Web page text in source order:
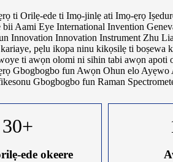
ti Orilẹ-ede ti Imọ-jinlẹ ati Imọ-ẹrọ
Aami Eye International Invention
Innovation Innovation Instrument Zhu
pẹlu ikopa ninu kikọsilẹ ti boṣewa
ti awọn olomi ni sihin tabi awọn apoti
Gbogbogbo fun Awọn Ohun elo
Gbogbogbo fun Raman
30+
ede okeere